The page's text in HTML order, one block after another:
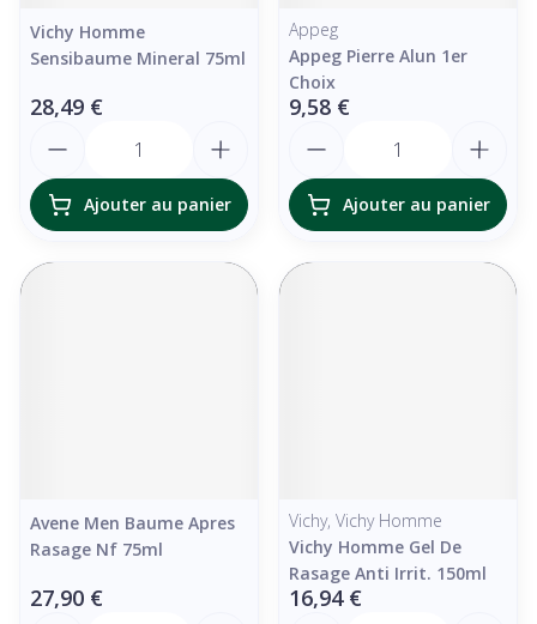
Vichy Homme
Sensibaume Mineral 75ml
28,49 €
Ajouter au panier
Appeg
Appeg Pierre Alun 1er
Choix
9,58 €
Ajouter au panier
Avene Men Baume Apres
Rasage Nf 75ml
27,90 €
Vichy, Vichy Homme
Vichy Homme Gel De
Rasage Anti Irrit. 150ml
16,94 €